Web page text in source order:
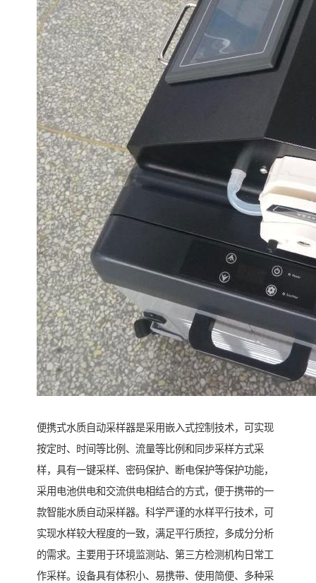
便携式水质自动采样器是采用嵌入式控制技术，可实现
按定时、时间等比例、流量等比例和同步采样方式采
样，具有一键采样、密码保护、断电保护等保护功能，
采用电池供电和交流供电相结合的方式，便于携带的一
款智能水质自动采样器。科学严谨的水样平行技术，可
实现水样较大程度的一致，满足平行质控，多成分分析
的需求。主要用于环境监测站、第三方检测机构日常工
作采样。设备具有体积小、易携带、使用简便、多种采